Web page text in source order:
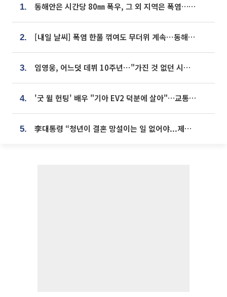
1. 동해안은 시간당 80㎜ 폭우, 그 외 지역은 폭염…‘극과 극 날씨’
2. [내일 날씨] 폭염 한풀 꺾여도 무더위 계속⋯동해안 이틀 연속 비
3. 임영웅, 어느덧 데뷔 10주년⋯"가진 것 없던 시절, 내 앞엔 20명의 팬뿐"
4. '굿 윌 헌팅' 배우 "기아 EV2 덕분에 살아"…교통사고 후 안전성 극찬
5. 李대통령 “청년이 결혼 망설이는 일 없어야...제도상 불이익 조사”